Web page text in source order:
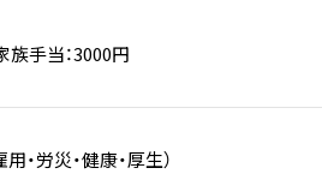
手当：3000円
・労災・健康・厚生）